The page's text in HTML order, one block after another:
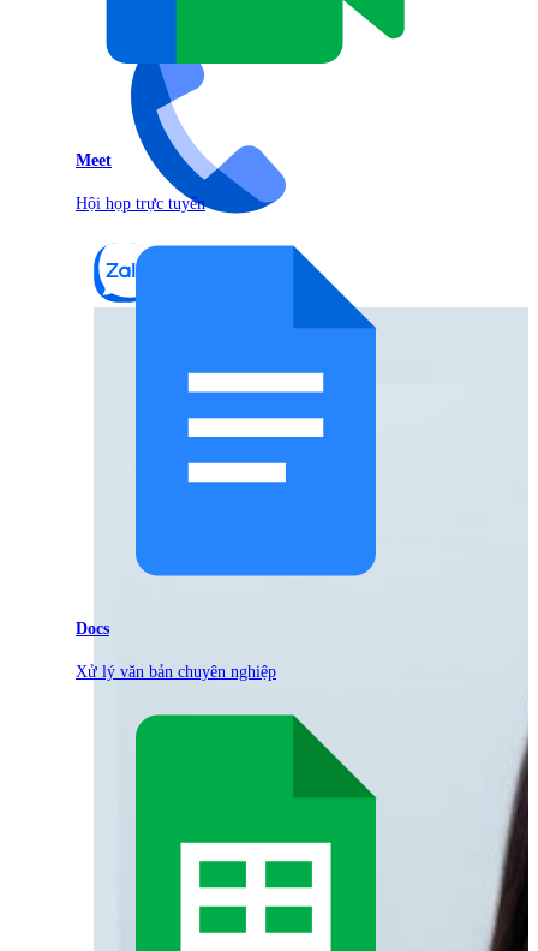
Meet
Hội họp trực tuyến
Docs
Xử lý văn bản chuyên nghiệp